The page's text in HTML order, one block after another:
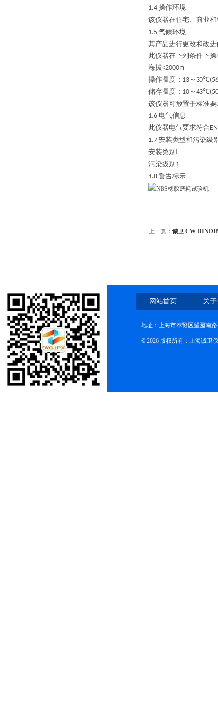
1.4 操作环境
该仪器在住宅、商业
1.5 气候环境
其产品进行更改和改
此仪器在下列条件下操
海拔<2000m
操作温度： 13 ～ 30℃(56
储存温度： 10 ～ 43℃(50
该仪器可放置于标准
1.6 电气信息
此仪器电气要求符合
1.7 安装类型和污染级
安装类别 Ⅰ
污染级别 1
1.8 警告标示
上一篇： 诚卫 CW-
网站首页 关
地址：上海市奉贤区望园南路
© 2026 版权所有：上海诚卫